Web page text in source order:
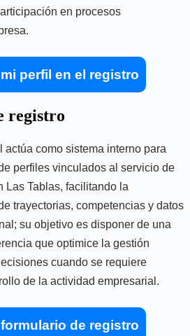
en procesos
perfil en el registro
registro
actúa como sistema interno para
perfiles vinculados al servicio de
Las Tablas, facilitando la
trayectorias, competencias y datos
su objetivo es disponer de una
que optimice la gestión
cuando se requiere
de la actividad empresarial.
de registro